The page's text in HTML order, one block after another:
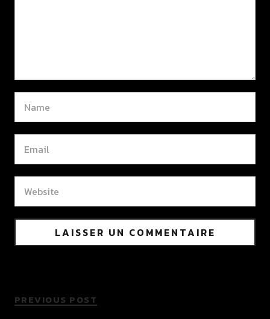
PREVIOUS POST